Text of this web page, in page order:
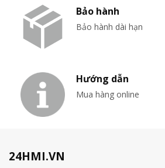
Bảo hành
Bảo hành dài hạn
Hướng dẫn
Mua hàng online
24HMI.VN